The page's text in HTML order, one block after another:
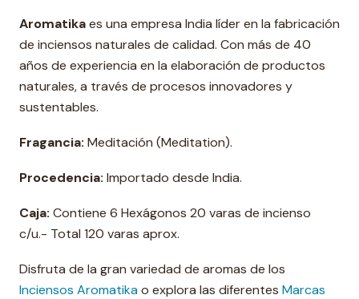
Aromatikaes una empresa India líder en la fabricación
de inciensos naturales de calidad. Con más de 40
años de experiencia en la elaboración de productos
naturales, a través de procesos innovadores y
sustentables.
Fragancia: Meditación (Meditation).
Procedencia: Importado desde India.
Caja: Contiene 6 Hexágonos 20 varas de incienso
c/u.- Total 120 varas aprox.
Disfruta de la gran variedad de aromas de los
Inciensos Aromatikao explora las diferentes Marcas